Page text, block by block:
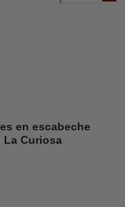
en escabeche
La Curiosa